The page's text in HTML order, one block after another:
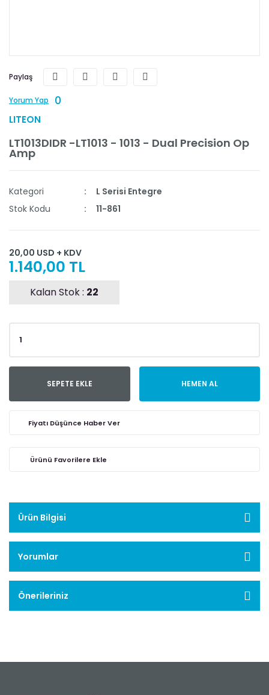
Paylaş
Yorum Yap 0
LITEON
LT1013DIDR -LT1013 - 1013 - Dual Precision Op
Amp
Kategori
L Serisi Entegre
Stok Kodu
11-861
20,00 USD + KDV
1.140,00 TL
Kalan Stok : 22
SEPETE EKLE HEMEN AL
Fiyatı Düşünce Haber Ver
Ürün Bilgisi
Yorumlar
Önerileriniz